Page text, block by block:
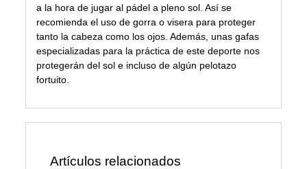
a la hora de jugar al pádel a pleno sol. Así se
recomienda el uso de gorra o visera para proteger
tanto la cabeza como los ojos. Además, unas gafas
especializadas para la práctica de este deporte nos
protegerán del sol e incluso de algún pelotazo
fortuito.
Artículos relacionados